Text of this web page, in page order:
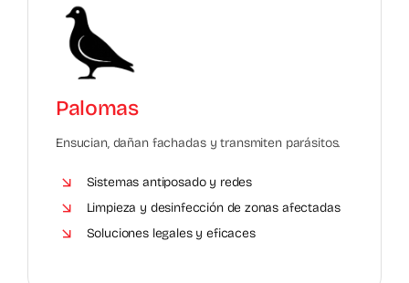
Palomas
Ensucian, dañan fachadas y transmiten parásitos.
Sistemas antiposado y redes
Limpieza y desinfección de zonas afectadas
Soluciones legales y eficaces